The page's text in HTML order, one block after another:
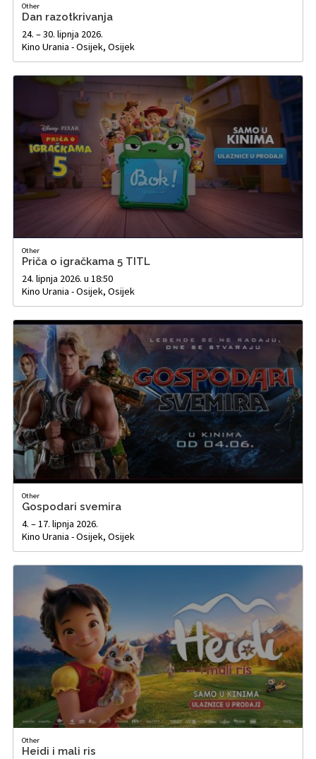
Other
Dan razotkrivanja
24. – 30. lipnja 2026.
Kino Urania - Osijek, Osijek
Other
Priča o igračkama 5 TITL
24. lipnja 2026. u 18:50
Kino Urania - Osijek, Osijek
Other
Gospodari svemira
4. – 17. lipnja 2026.
Kino Urania - Osijek, Osijek
Other
Heidi i mali ris